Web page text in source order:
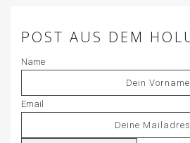
POST AUS DEM
Name
Email